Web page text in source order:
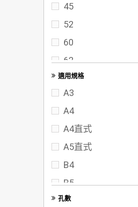
45
52
60
62
65
70
72
75
80
95
102
117
適用規格
A3
A4
A4直式
A5直式
B4
B5
FC
孔數